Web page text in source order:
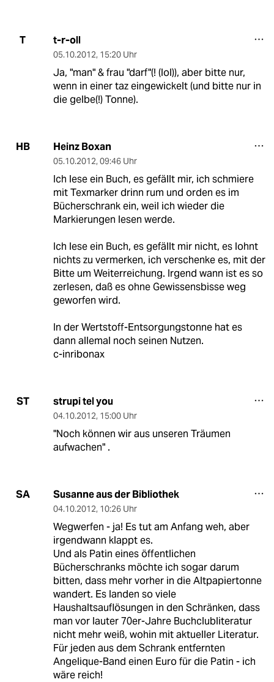
T t-r-oll
05.10.2012, 15:20 Uhr
Ja, "man" & frau "darf"(! (lol)), aber bitte nur,
wenn in einer taz eingewickelt (und bitte nur in
die gelbe(!) Tonne).
HB Heinz Boxan
05.10.2012, 09:46 Uhr
Ich lese ein Buch, es gefällt mir, ich schmiere
mit Texmarker drinn rum und orden es im
Bücherschrank ein, weil ich wieder die
Markierungen lesen werde.
Ich lese ein Buch, es gefällt mir nicht, es lohnt
nichts zu vermerken, ich verschenke es, mit der
Bitte um Weiterreichung. Irgend wann ist es so
zerlesen, daß es ohne Gewissensbisse weg
geworfen wird.
In der Wertstoff-Entsorgungstonne hat es
dann allemal noch seinen Nutzen.
c-inribonax
ST strupi tel you
04.10.2012, 15:00 Uhr
"Noch können wir aus unseren Träumen
aufwachen" .
SA Susanne aus der Bibliothek
04.10.2012, 10:26 Uhr
Wegwerfen - ja! Es tut am Anfang weh, aber
irgendwann klappt es.
Und als Patin eines öffentlichen
Bücherschranks möchte ich sogar darum
bitten, dass mehr vorher in die Altpapiertonne
wandert. Es landen so viele
Haushaltsauflösungen in den Schränken, dass
man vor lauter 70er-Jahre Buchclubliteratur
nicht mehr weiß, wohin mit aktueller Literatur.
Für jeden aus dem Schrank entfernten
Angelique-Band einen Euro für die Patin - ich
wäre reich!